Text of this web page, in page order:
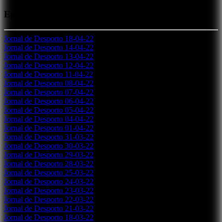
Episódios
Jornal de Desporto 18-04-22
Jornal de Desporto 14-04-22
Jornal de Desporto 13-04-22
Jornal de Desporto 12-04-22
Jornal de Desporto 11-04-22
Jornal de Desporto 08-04-22
Jornal de Desporto 07-04-22
Jornal de Desporto 06-04-22
Jornal de Desporto 05-04-22
Jornal de Desporto 04-04-22
Jornal de Desporto 01-04-22
Jornal de Desporto 31-03-22
Jornal de Desporto 30-03-22
Jornal de Desporto 29-03-22
Jornal de Desporto 28-03-22
Jornal de Desporto 25-03-22
Jornal de Desporto 24-03-22
Jornal de Desporto 23-03-22
Jornal de Desporto 22-03-22
Jornal de Desporto 21-03-22
Jornal de Desporto 18-03-22